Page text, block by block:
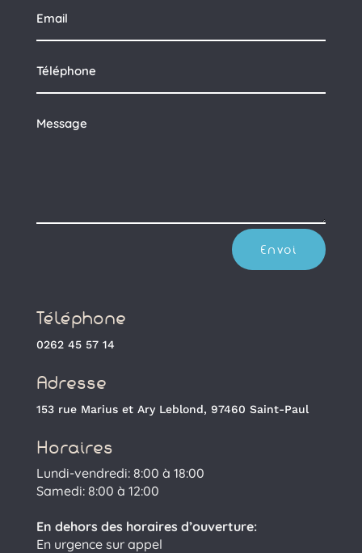
Envoi
Téléphone
0262 45 57 14
Adresse
153 rue Marius et Ary Leblond, 97460 Saint-Paul
Horaires
Lundi-vendredi: 8:00 à 18:00
Samedi: 8:00 à 12:00
En dehors des horaires d’ouverture:
En urgence sur appel